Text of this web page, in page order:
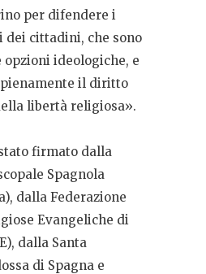
per difendere i
cittadini, che sono
opzioni ideologiche, e
il diritto
libertà religiosa».
firmato dalla
Spagnola
dalla Federazione
Evangeliche di
dalla Santa
di Spagna e